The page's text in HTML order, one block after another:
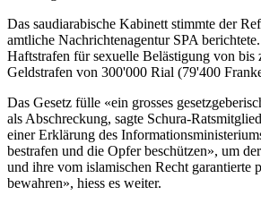
Das saudiarabische Kabinett stimmte der
amtliche Nachrichtenagentur SPA
Haftstrafen für sexuelle Belästigung von bis
Geldstrafen von 300'000 Rial (79'400
Das Gesetz fülle «ein grosses
als Abschreckung, sagte Schura-
einer Erklärung des
bestrafen und die Opfer beschützen», um
und ihre vom islamischen Recht garantierte
bewahren», hiess es weiter.